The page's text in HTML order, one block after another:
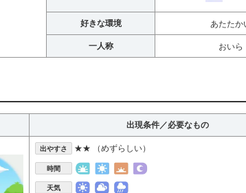
好きな環境 あたたか
一人称 おいら
出現条件／必要なもの
出やすさ ★★ （めずらしい）
時間
天気